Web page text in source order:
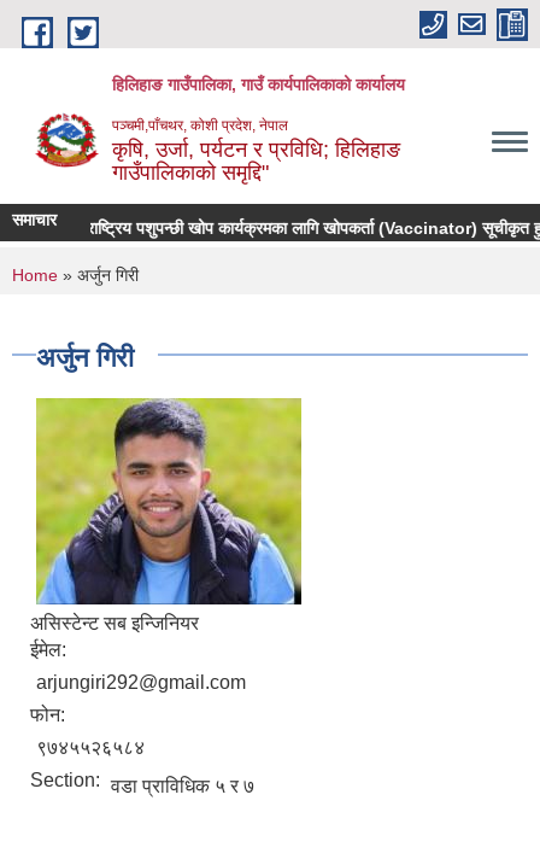
Skip to main content
हिलिहाङ गाउँपालिका, गाउँ कार्यपालिकाको कार्यालय
पञ्चमी,पाँचथर, कोशी प्रदेश, नेपाल
कृषि, उर्जा, पर्यटन र प्रविधि; हिलिहाङ
गाउँपालिकाको समृद्दि"
समाचार राष्ट्रिय पशुपन्छी खोप कार्यक्रमका लागि खोपकर्ता (Vaccinator) सूचीकृत
You are here
Home » अर्जुन गिरी
अर्जुन गिरी
असिस्टेन्ट सब इन्जिनियर
ईमेल:
arjungiri292@gmail.com
फोन:
९७४५५२६५८४
Section: वडा प्राविधिक ५ र ७